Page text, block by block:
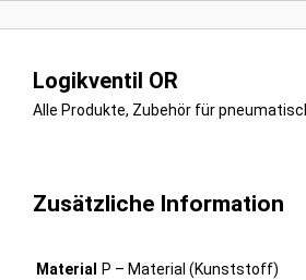
Logikventil OR
Alle Produkte, Zubehör für
Zusätzliche Information
Material P – Material (Kunststoff)